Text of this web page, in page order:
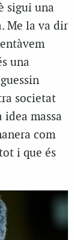
sigui una
Me la va dir
una
societat
massa
com
i que és